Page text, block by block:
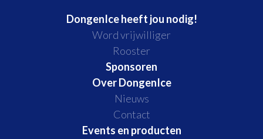
DongenIce heeft jou nodig!
Word vrijwilliger
Rooster
Sponsoren
Over DongenIce
Nieuws
Contact
Events en producten